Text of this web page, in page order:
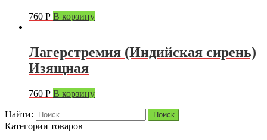
760 Р В корзину
Лагерстремия (Индийская сирень)
Изящная
760 Р В корзину
Найти:
Категории товаров